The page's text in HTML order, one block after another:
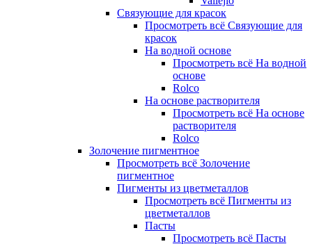
Связующие для красок
Просмотреть всё Связующие для
красок
На водной основе
Просмотреть всё На водной
основе
Rolco
На основе растворителя
Просмотреть всё На основе
растворителя
Rolco
Золочение пигментное
Просмотреть всё Золочение
пигментное
Пигменты из цветметаллов
Просмотреть всё Пигменты из
цветметаллов
Пасты
Просмотреть всё Пасты